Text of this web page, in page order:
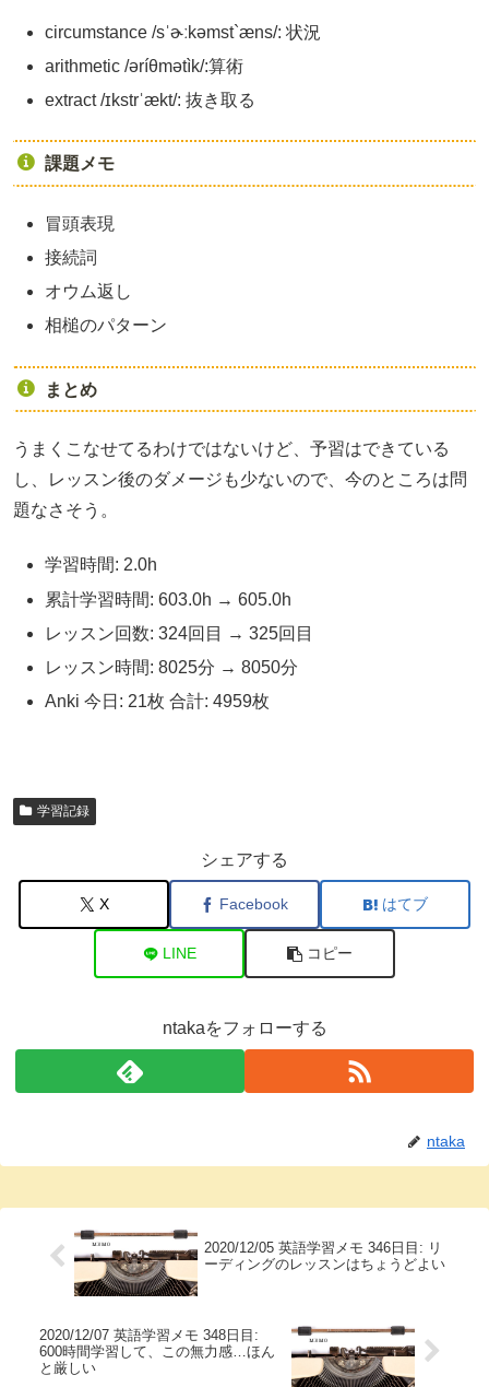
circumstance /sˈɚːkəmst`æns/: 状況
arithmetic /əríθmətìk/:算術
extract /ɪkstrˈækt/: 抜き取る
課題メモ
冒頭表現
接続詞
オウム返し
相槌のパターン
まとめ
うまくこなせてるわけではないけど、予習はできている
し、レッスン後のダメージも少ないので、今のところは問
題なさそう。
学習時間: 2.0h
累計学習時間: 603.0h → 605.0h
レッスン回数: 324回目 → 325回目
レッスン時間: 8025分 → 8050分
Anki 今日: 21枚 合計: 4959枚
学習記録
シェアする
X Facebook はてブ
LINE コピー
ntakaをフォローする
ntaka
2020/12/05 英語学習メモ 346日目: リ
ーディングのレッスンはちょうどよい
2020/12/07 英語学習メモ 348日目:
600時間学習して、この無力感…ほん
と厳しい